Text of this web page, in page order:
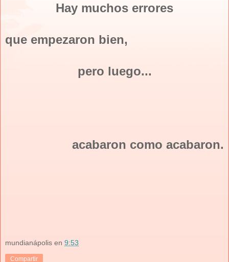
Hay muchos errores
que empezaron bien,
pero luego...
acabaron como acabaron.
mundianápolis en 9:53
Compartir